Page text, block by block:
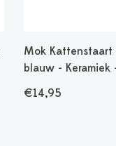
Mok
blauw - Keramiek
€14,95